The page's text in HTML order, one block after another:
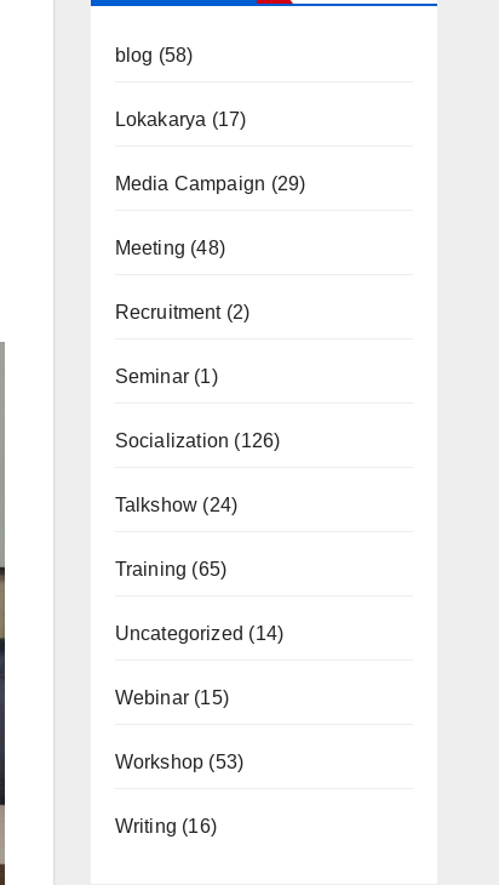
blog (58)
Lokakarya (17)
Media Campaign (29)
Meeting (48)
Recruitment(2)
Seminar(1)
Socialization (126)
Talkshow (24)
Training (65)
Uncategorized (14)
Webinar(15)
Workshop (53)
Writing (16)